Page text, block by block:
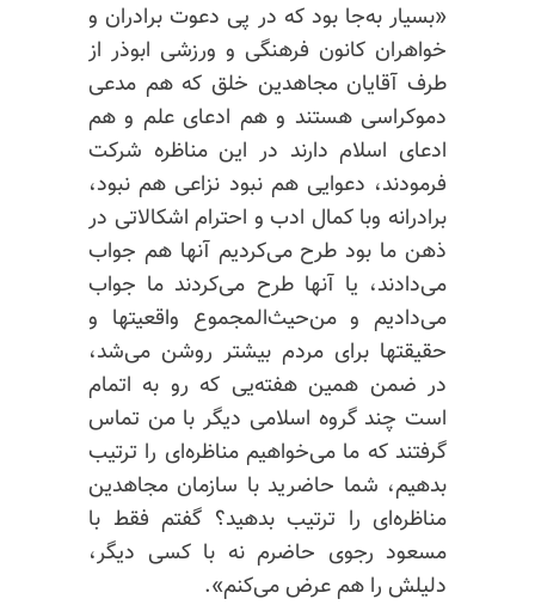
«بسیار به‌جا بود که در پی دعوت برادران و
خواهران کانون فرهنگی و ورزشی ابوذر از
طرف آقایان مجاهدین خلق که هم مدعی
دموکراسی هستند و هم ادعای علم و هم
ادعای اسلام دارند در این مناظره شرکت
فرمودند، دعوایی هم نبود نزاعی هم نبود،
برادرانه وبا کمال ادب و احترام اشکالاتی در
ذهن ما بود طرح می‌کردیم آنها هم جواب
می‌دادند، یا آنها طرح می‌کردند ما جواب
می‌دادیم ومن‌حیث‌المجموع واقعیتها و
حقیقتها برای مردم بیشتر روشن می‌شد،
در ضمن همین هفته‌یی که رو به اتمام
است چند گروه اسلامی دیگر با من تماس
گرفتند که ما می‌خواهیم مناظره‌ای را ترتیب
بدهیم، شما حاضرید با سازمان مجاهدین
مناظره‌ای را ترتیب بدهید؟ گفتم فقط با
مسعود رجوی حاضرم نه با کسی دیگر،
دلیلش را هم عرض می‌کنم».